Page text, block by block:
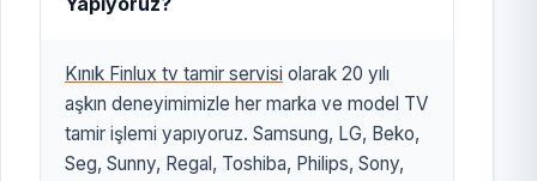
Kınık Finlux tv tamir servisi olarak 20 yılı
aşkın deneyimimizle her marka ve model TV
tamir işlemi yapıyoruz. Samsung, LG, Beko,
Seg, Sunny, Regal, Toshiba, Philips, Sony,